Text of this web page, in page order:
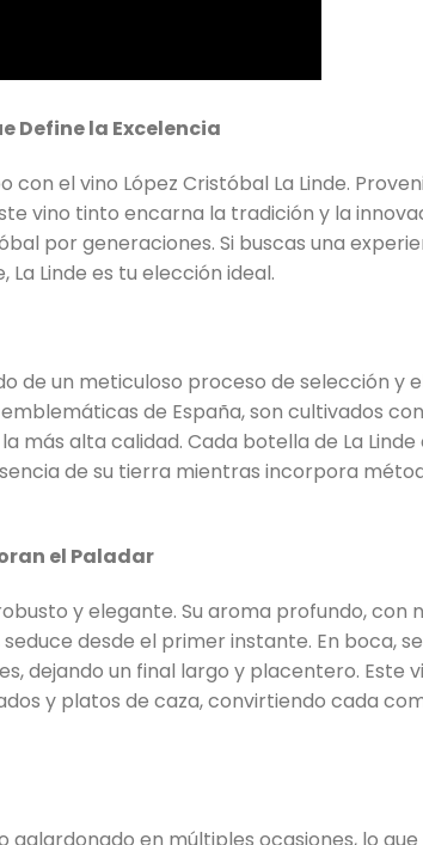
Define la Excelencia
el vino López Cristóbal La Linde.
vino tinto encarna la tradición y la
por generaciones. Si buscas una
Linde es tu elección ideal.
de un meticuloso proceso de selección y
de España, son cultivados
más alta calidad. Cada botella de La
de su tierra mientras incorpora
el Paladar
y elegante. Su aroma profundo, con
desde el primer instante. En boca,
dejando un final largo y placentero. Este
y platos de caza, convirtiendo cada